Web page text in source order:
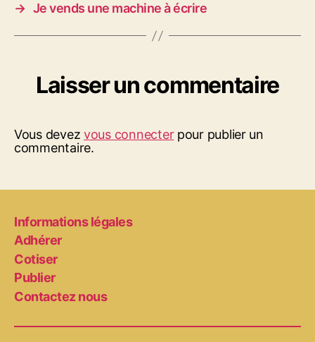
→ Je vends une machine à écrire
Laisser un commentaire
Vous devezvous connecterpour publier un
commentaire.
Informations légales
Adhérer
Cotiser
Publier
Contactez nous